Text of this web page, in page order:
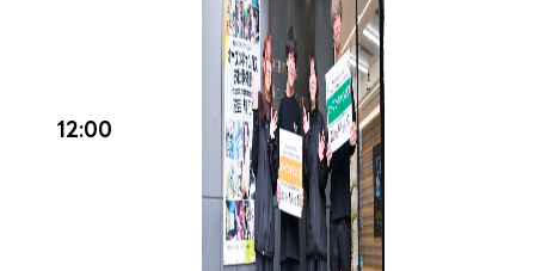
12:00